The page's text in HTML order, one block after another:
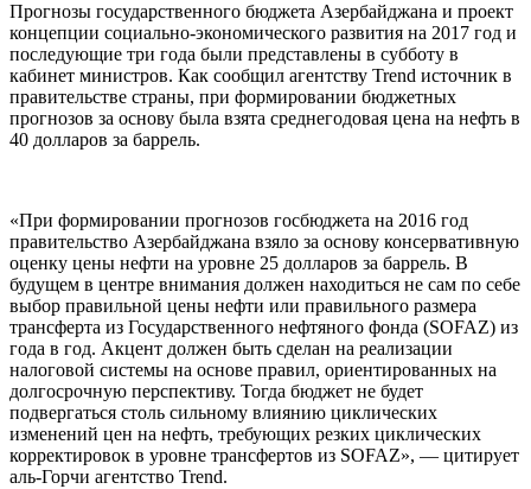
Прогнозы государственного бюджета Азербайджана и проект
концепции социально-экономического развития на 2017 год и
последующие три года были представлены в субботу в
кабинет министров. Как сообщил агентству Trend источник в
правительстве страны, при формировании бюджетных
прогнозов за основу была взята среднегодовая цена на нефть в
40 долларов за баррель.
«При формировании прогнозов госбюджета на 2016 год
правительство Азербайджана взяло за основу консервативную
оценку цены нефти на уровне 25 долларов за баррель. В
будущем в центре внимания должен находиться не сам по себе
выбор правильной цены нефти или правильного размера
трансферта из Государственного нефтяного фонда (SOFAZ) из
года в год. Акцент должен быть сделан на реализации
налоговой системы на основе правил, ориентированных на
долгосрочную перспективу. Тогда бюджет не будет
подвергаться столь сильному влиянию циклических
изменений цен на нефть, требующих резких циклических
корректировок в уровне трансфертов из SOFAZ», — цитирует
аль-Горчи агентство Trend.